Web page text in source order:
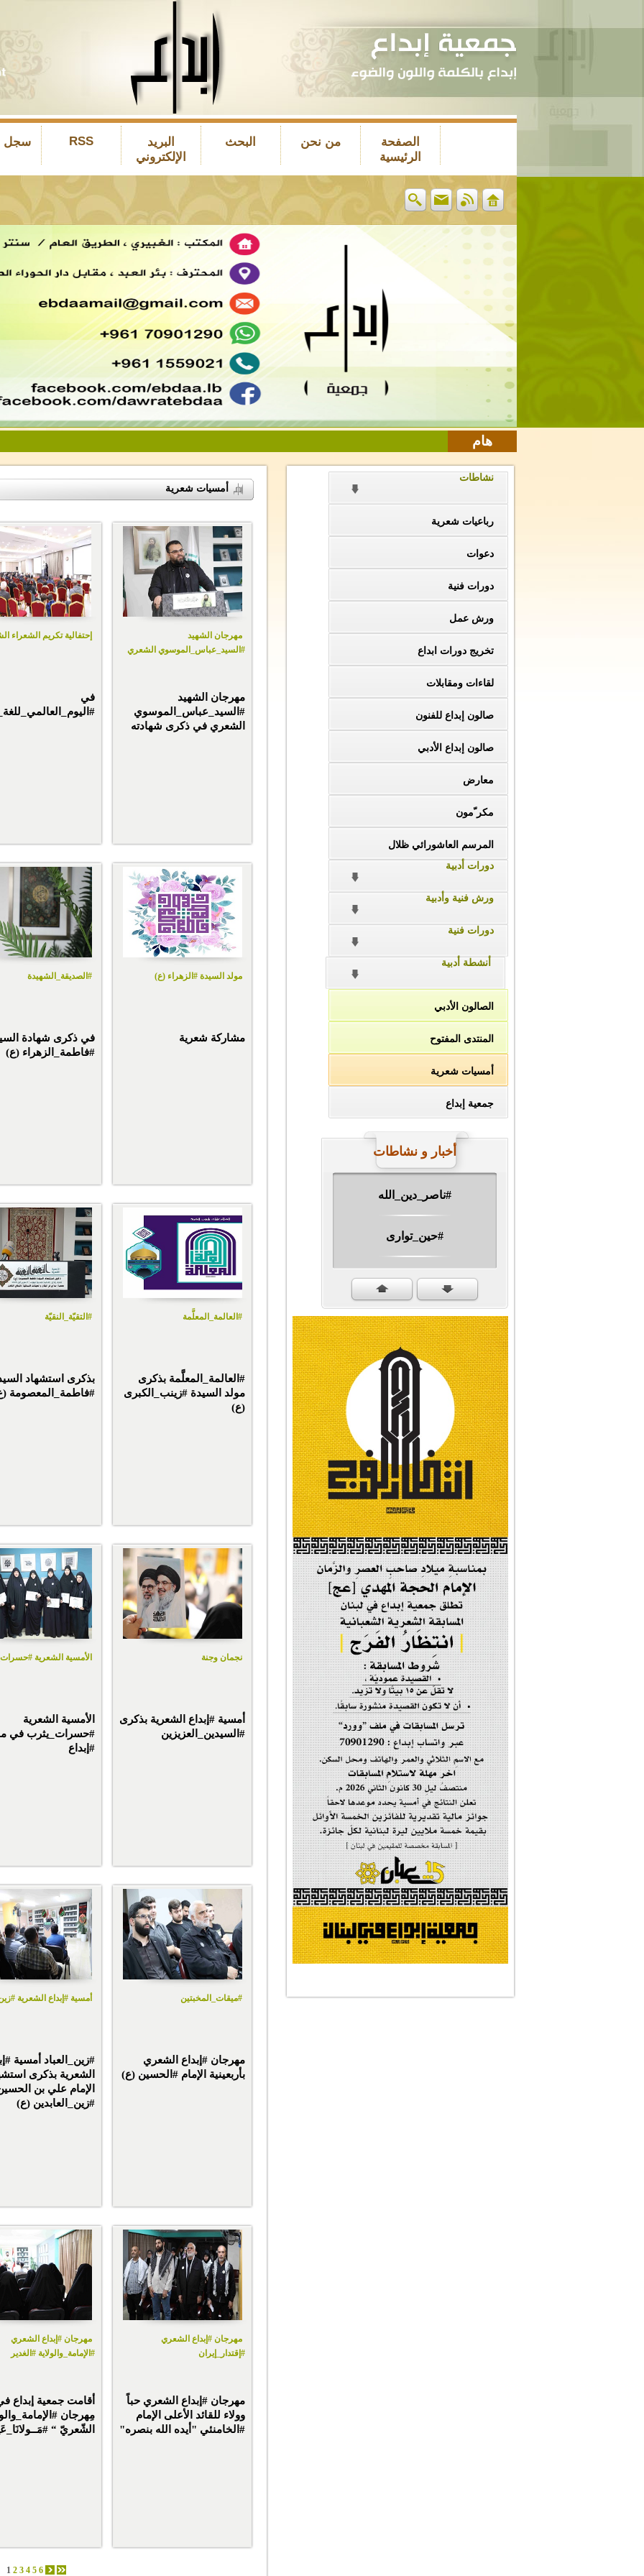
الصفحة
الرئيسية
من نحن البحث
البريد
الإلكتروني
RSS سجل
هام
نشاطات
رباعيات شعرية
دعوات
دورات فنية
ورش عمل
تخريج دورات ابداع
لقاءات ومقابلات
صالون إبداع للفنون
صالون إبداع الأدبي
معارض
مكر ّمون
المرسم العاشورائي ظلال
دورات أدبية
ورش فنية وأدبية
دورات فنية
أنشطة أدبية
الصالون الأدبي
المنتدى المفتوح
أمسيات شعرية
جمعية إبداع
أخبار و نشاطات
#ناصر_دين_الله
#حين_توارى
مهرجان الشهيد #ا�...
#سنكمل_الطريق
#تبريكات_انتصار_�...
#نداء_الأنبياء
#وأنا_على_دين_محم...
#بأمانة_موسى_بن_ج...
#إيران_حرم_فاطمة ...
| #فخر_المخدرات |
#صحيفة_المؤمن
إحتفالية #رياحين...
إحتفالية تكريم ا...
#فاطمة_روحي
مولد السيدة #الز�...
#أم_الشهداء
#النجم_الثاقب
#الصديقة_الشهيدة
#على_اُهبة_الدم
ركن الخط العربي
أمسيات شعرية
مهرجان الشهيد
#السيد_عباس_الموسوي الشعري
مهرجان الشهيد
#السيد_عباس_الموسوي
الشعري في ذكرى شهادته
إحتفالية تكريم الشعراء
في
مولد السيدة #الزهراء (ع)
مشاركة شعرية
#الصديقة_الشهيدة
في ذكرى شهادة
#فاطمة_الزهراء (ع)
#العالمة_المعلَّمة
#العالمة_المعلَّمة بذكرى
مولد السيدة #زينب_الكبرى
(ع)
#التقيّة_النقيّة
بذكرى استشهاد
#فاطمة_المعصومة
نجمان وجنة
أمسية #إبداع الشعرية بذكرى
#السيدين_العزيزين
الأمسية الشعرية
الأمسية الشعرية
#حسرات_يثرب في
#إبداع
#ميقات_المخبتين
مهرجان #إبداع الشعري
بأربعينية الإمام #الحسين (ع)
أمسية #إبداع الشعرية
#زين_العباد أمسية
الشعرية بذكرى
الإمام علي بن
#زين_العابدين (ع)
مهرجان #إبداع الشعري
#إقتدار_إيران
مهرجان #إبداع الشعري حباً
وولاء للقائد الأعلى الإمام
#الخامنئي "أيده الله بنصره"
مهرجان #إبداع الشعري
#الإمامة_والولاية #الغدير
أقامت جمعية إبداع
مِهرجان
الشّعريّ “
1 2 3 4 5 6